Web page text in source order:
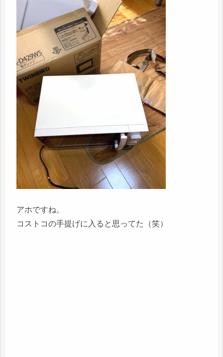
アホですね。
コストコの手提げに入ると思ってた（笑）